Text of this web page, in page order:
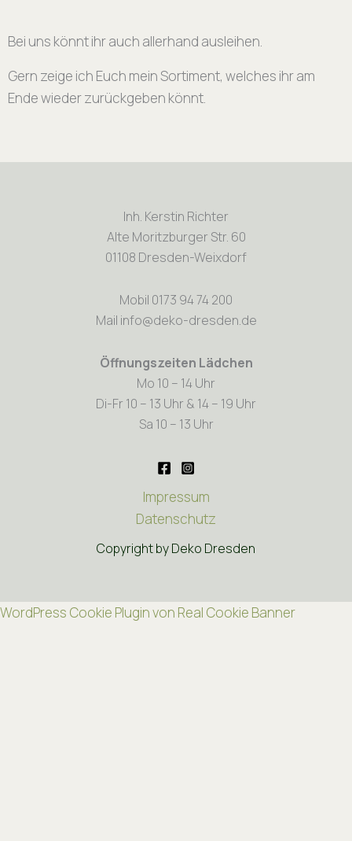
Bei uns könnt ihr auch allerhand ausleihen.
Gern zeige ich Euch mein Sortiment, welches ihr am
Ende wieder zurückgeben könnt.
Inh. Kerstin Richter
Alte Moritzburger Str. 60
01108 Dresden-Weixdorf
Mobil 0173 94 74 200
Mail info@deko-dresden.de
Öffnungszeiten Lädchen
Mo 10 – 14 Uhr
Di-Fr 10 – 13 Uhr & 14 – 19 Uhr
Sa 10 – 13 Uhr
Impressum
Datenschutz
Copyright by Deko Dresden
WordPress Cookie Plugin von Real Cookie Banner